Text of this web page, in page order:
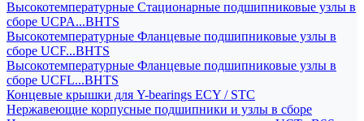
Высокотемпературные Стационарные подшипниковые узлы в
сборе UCPA...BHTS
Высокотемпературные Фланцевые подшипниковые узлы в
сборе UCF...BHTS
Высокотемпературные Фланцевые подшипниковые узлы в
сборе UCFL...BHTS
Концевые крышки для Y-bearings ECY / STC
Нержавеющие корпусные подшипники и узлы в сборе